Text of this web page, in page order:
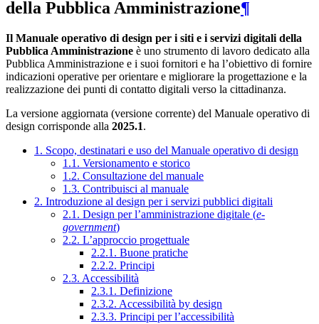
della Pubblica Amministrazione¶
Il Manuale operativo di design per i siti e i servizi digitali della
Pubblica Amministrazione è uno strumento di lavoro dedicato alla
Pubblica Amministrazione e i suoi fornitori e ha l’obiettivo di fornire
indicazioni operative per orientare e migliorare la progettazione e la
realizzazione dei punti di contatto digitali verso la cittadinanza.
La versione aggiornata (versione corrente) del Manuale operativo di
design corrisponde alla 2025.1.
1. Scopo, destinatari e uso del Manuale operativo di design
1.1. Versionamento e storico
1.2. Consultazione del manuale
1.3. Contribuisci al manuale
2. Introduzione al design per i servizi pubblici digitali
2.1. Design per l’amministrazione digitale (e-
government)
2.2. L’approccio progettuale
2.2.1. Buone pratiche
2.2.2. Principi
2.3. Accessibilità
2.3.1. Definizione
2.3.2. Accessibilità by design
2.3.3. Principi per l’accessibilità